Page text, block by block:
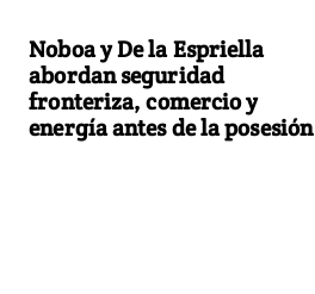
Noboa y De la Espriella
abordan seguridad
fronteriza, comercio y
energía antes de la posesión